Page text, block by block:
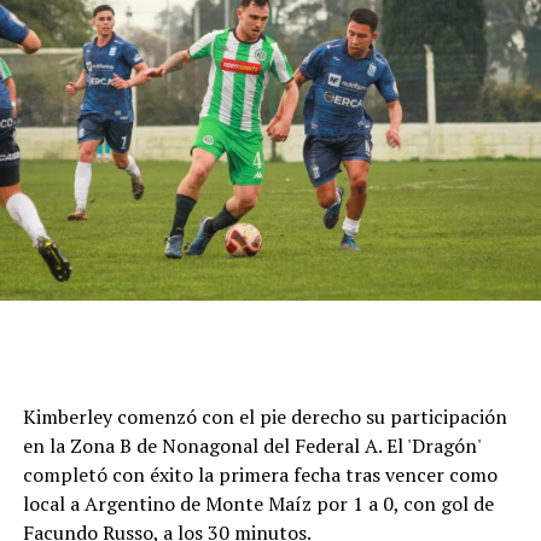
Cómo funciona el Power Ranking de la Fórmula 1
Esta clasificación funciona a través de un panel de cinco
incluye también la clasificación previa y, en caso de
tener, las carreras sprint.
Este análisis tiene la premisa de dejar de lado el
potencial del auto en la calificación de los pilotos, por lo
Kimberley comenzó con el pie derecho su participación
en la Zona B de Nonagonal del Federal A. El 'Dragón'
completó con éxito la primera fecha tras vencer como
local a Argentino de Monte Maíz por 1 a 0, con gol de
Facundo Russo, a los 30 minutos.